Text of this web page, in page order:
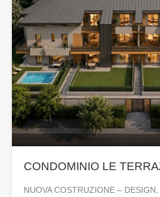
CONDOMINIO LE
NUOVA COSTRUZIONE –